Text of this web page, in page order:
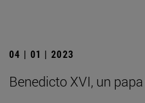
04 | 01 | 2023
Benedicto XVI, un